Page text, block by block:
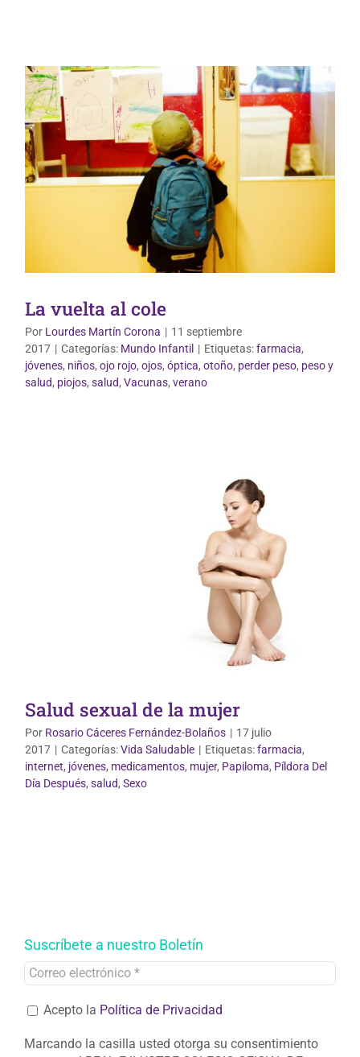
La vuelta al cole
Por Lourdes Martín Corona | 11 septiembre
2017 | Categorías: Mundo Infantil | Etiquetas:farmacia,
jóvenes, niños, ojo rojo, ojos, óptica, otoño, perder peso, peso y
salud, piojos, salud, Vacunas, verano
Vida Saludable
Salud sexual de la mujer
Por Rosario Cáceres Fernández-Bolaños | 17 julio
2017 | Categorías:Vida Saludable | Etiquetas:farmacia,
internet, jóvenes, medicamentos, mujer, Papiloma, Píldora Del
Día Después, salud, Sexo
Suscríbete a nuestro Boletín
Acepto la Política de Privacidad
Marcando la casilla usted otorga su consentimiento